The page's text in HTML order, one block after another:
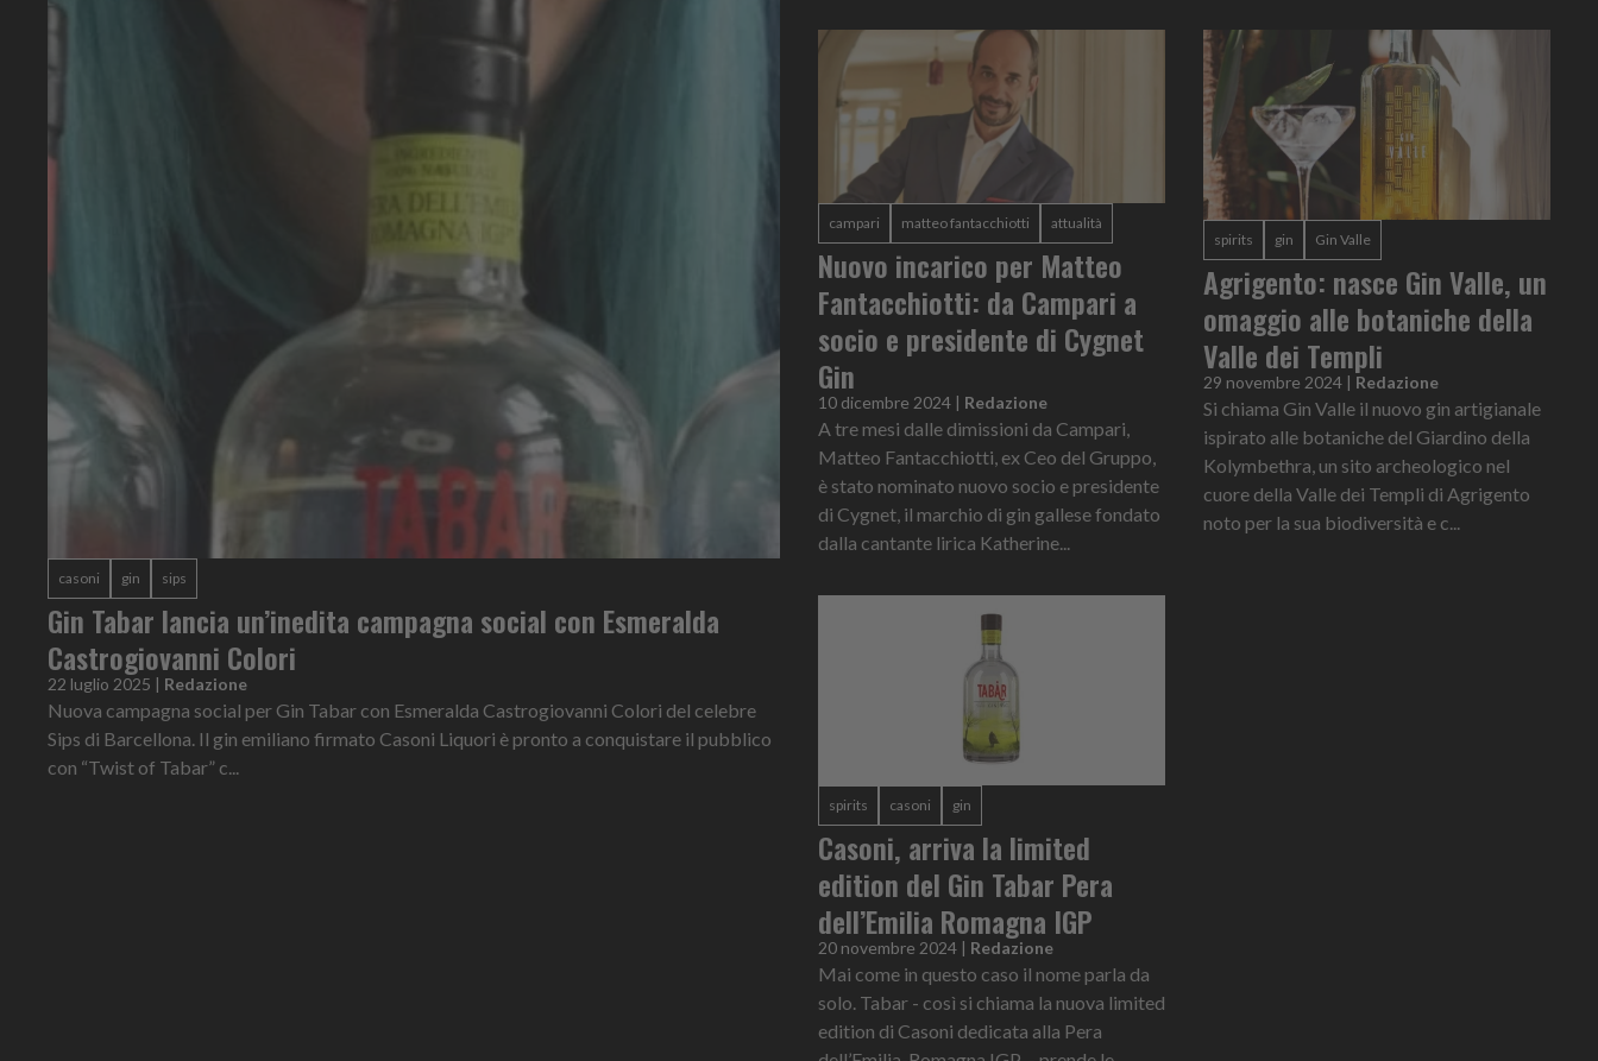
casoni gin sips
Gin Tabar lancia un’inedita campagna social con Esmeralda
Castrogiovanni Colori
22 luglio 2025 | Redazione
Nuova campagna social per Gin Tabar con Esmeralda Castrogiovanni Colori del celebre
Sips di Barcellona. Il gin emiliano firmato Casoni Liquori è pronto a conquistare il pubblico
con “Twist of Tabar” c...
campari matteo fantacchiotti attualità
Nuovo incarico per Matteo
Fantacchiotti: da Campari a
socio e presidente di Cygnet
Gin
10 dicembre 2024 | Redazione
A tre mesi dalle dimissioni da Campari,
Matteo Fantacchiotti, ex Ceo del Gruppo,
è stato nominato nuovo socio e presidente
di Cygnet, il marchio di gin gallese fondato
dalla cantante lirica Katherine...
spirits gin Gin Valle
Agrigento: nasce Gin Valle, un
omaggio alle botaniche della
Valle dei Templi
29 novembre 2024 | Redazione
Si chiama Gin Valle il nuovo gin artigianale
ispirato alle botaniche del Giardino della
Kolymbethra, un sito archeologico nel
cuore della Valle dei Templi di Agrigento
noto per la sua biodiversità e c...
spirits casoni gin
Casoni, arriva la limited
edition del Gin Tabar Pera
dell’Emilia Romagna IGP
20 novembre 2024 | Redazione
Mai come in questo caso il nome parla da
solo. Tabar - così si chiama la nuova limited
edition di Casoni dedicata alla Pera